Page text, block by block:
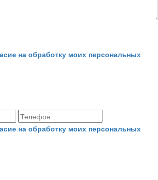
на обработку моих персональных
на обработку моих персональных